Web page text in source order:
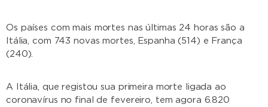
Os países com mais mortes nas últimas 24 horas são a
Itália, com 743 novas mortes, Espanha (514) e França
(240).
A Itália, que registou sua primeira morte ligada ao
coronavírus no final de fevereiro, tem agora 6.820